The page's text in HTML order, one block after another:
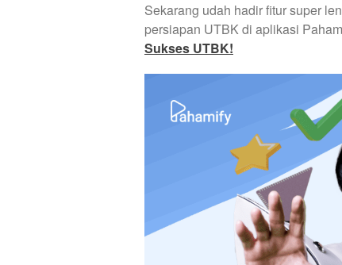
Sekarang udah hadir fitur super
persiapan UTBK di aplikasi
Sukses UTBK!